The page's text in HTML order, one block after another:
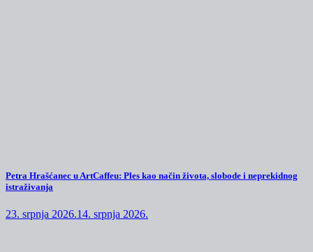
Petra Hrašćanec u ArtCaffeu: Ples kao način života, slobode i neprekidnog
istraživanja
23. srpnja 2026.14. srpnja 2026.